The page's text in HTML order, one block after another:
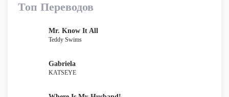
Топ Переводов
Mr. Know It All
Teddy Swims
Gabriela
KATSEYE